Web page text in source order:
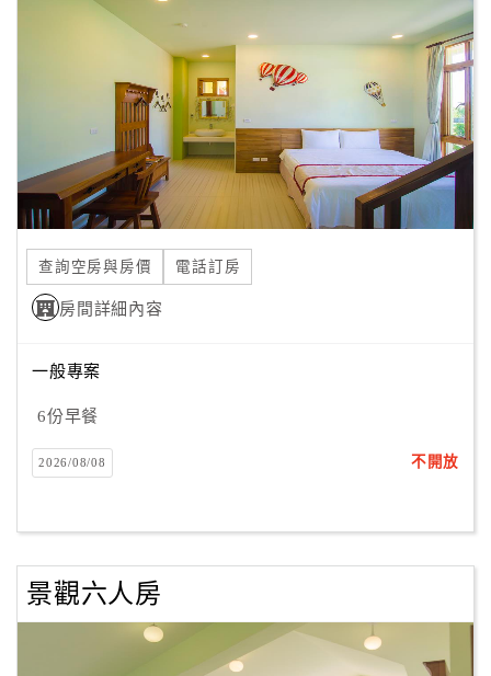
查詢空房與房價 電話訂房
房間詳細內容
一般專案
6份早餐
2026/08/08 不開放
景觀六人房